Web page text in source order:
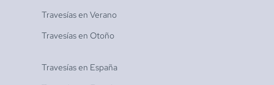
Travesías en Verano
Travesías en Otoño
Travesías en España